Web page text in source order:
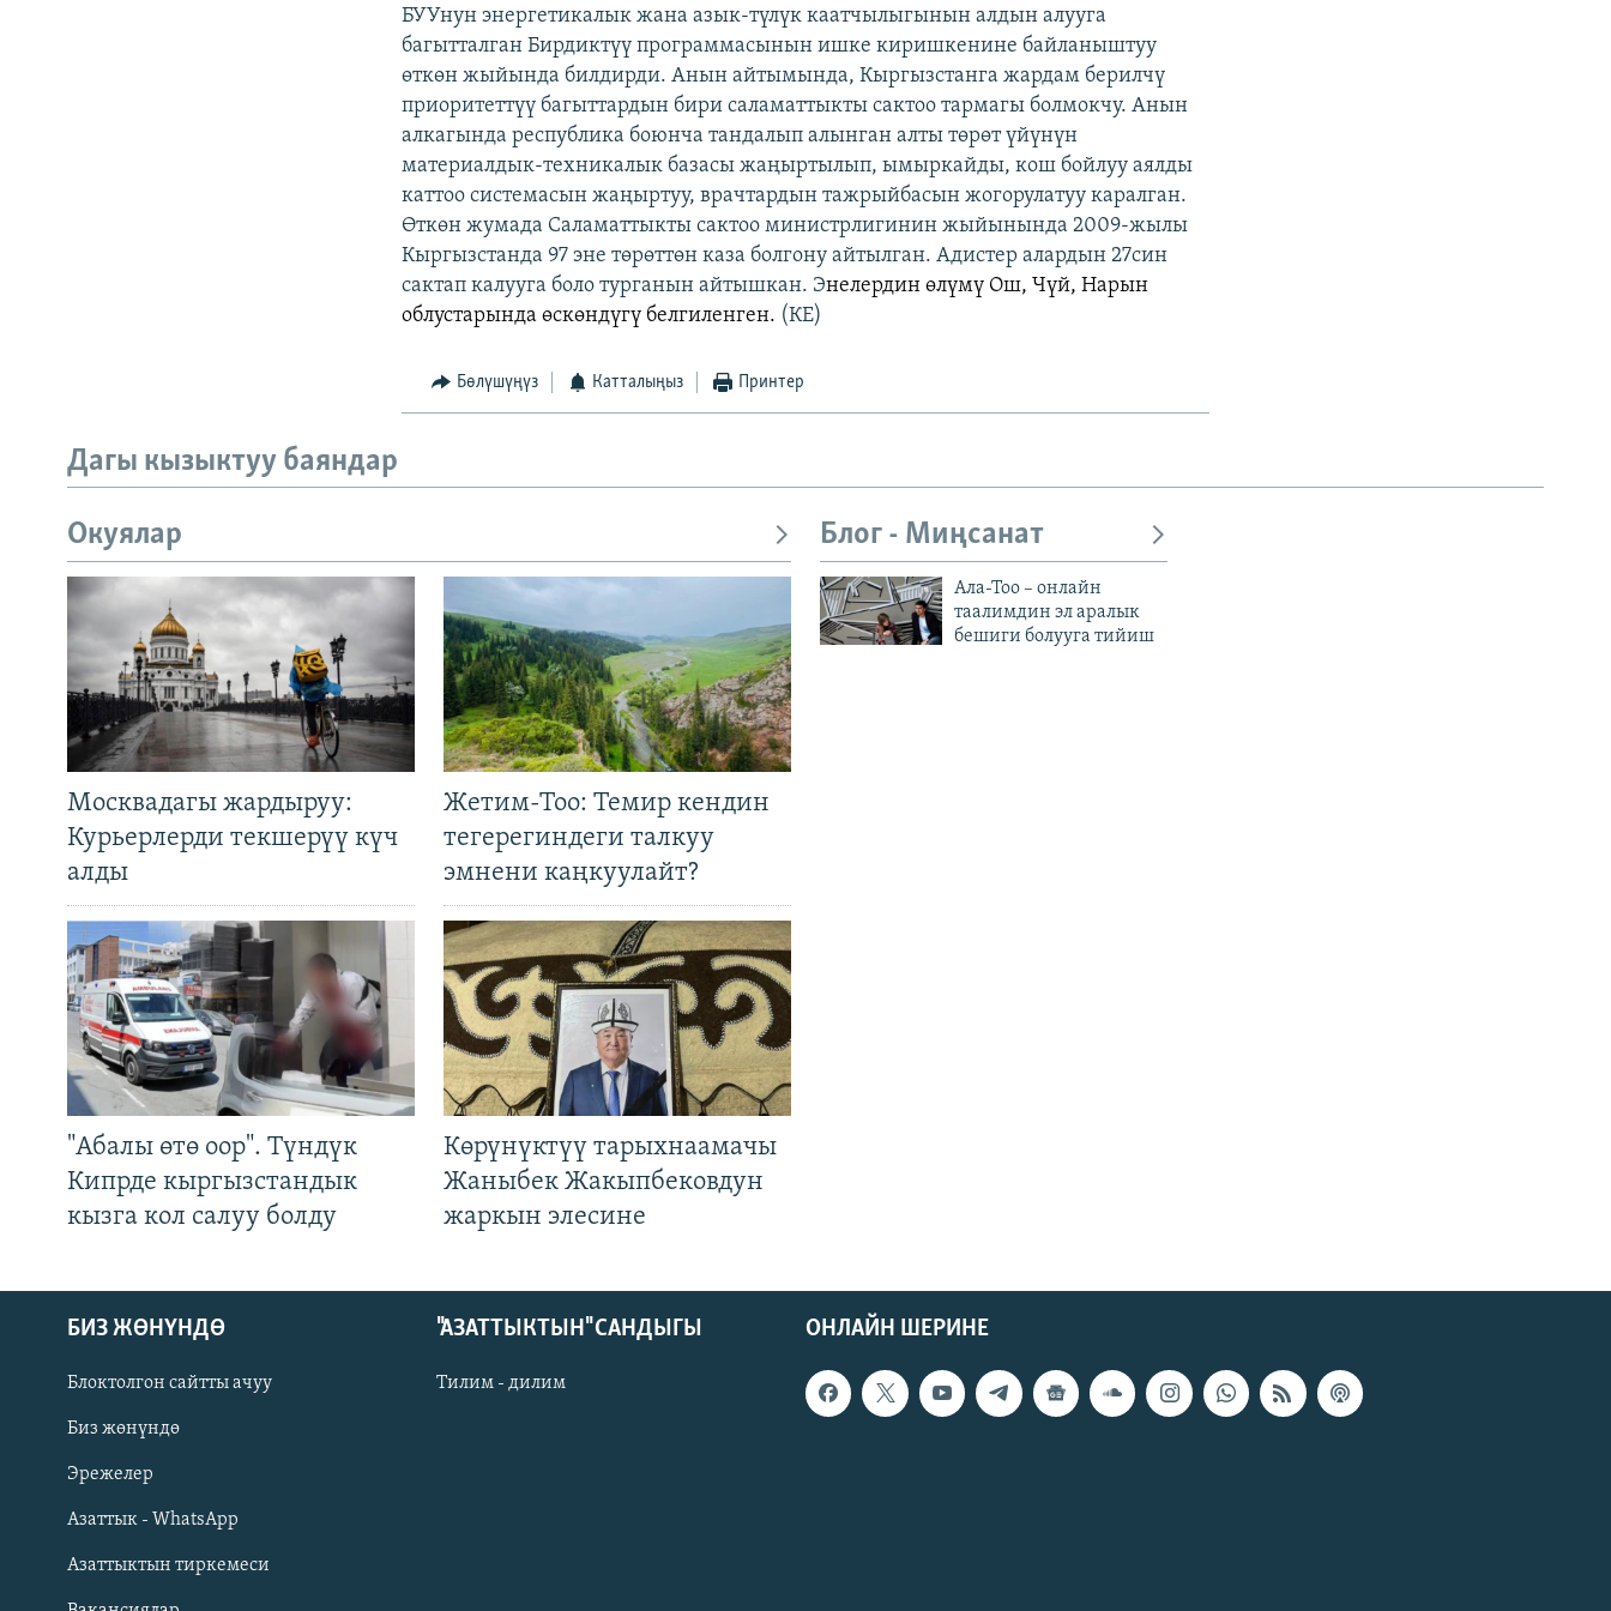
Русский
ОНЛАЙН ШЕРИНЕ
БУУнун энергетикалык жана азык-түлүк каатчылыгынын алдын алууга
багытталган Бирдиктүү программасынын ишке киришкенине байланыштуу
өткөн жыйында билдирди. Анын айтымында, Кыргызстанга жардам берилчү
приоритеттүү багыттардын бири саламаттыкты сактоо тармагы болмокчу. Анын
алкагында республика боюнча тандалып алынган алты төрөт үйүнүн
материалдык-техникалык базасы жаңыртылып, ымыркайды, кош бойлуу аялды
каттоо системасын жаңыртуу, врачтардын тажрыйбасын жогорулатуу каралган.
Өткөн жумада Саламаттыкты сактоо министрлигинин жыйынында 2009-жылы
Кыргызстанда 97 эне төрөттөн каза болгону айтылган. Адистер алардын 27син
сактап калууга боло турганын айтышкан. Энелердин өлүмү Ош, Чүй, Нарын
облустарында өскөндүгү белгиленген. (КЕ)
Бөлүшүңүз Катталыңыз Принтер
Дагы кызыктуу баяндар
Окуялар
Москвадагы жардыруу:
Курьерлерди текшерүү күч
алды
Жетим-Тоо: Темир кендин
тегерегиндеги талкуу
эмнени каңкуулайт?
"Абалы өтө оор". Түндүк
Кипрде кыргызстандык
кызга кол салуу болду
Көрүнүктүү тарыхнаамачы
Жаныбек Жакыпбековдун
жаркын элесине
Блог - Миңсанат
Ала-Тоо – онлайн
таалимдин эл аралык
бешиги болууга тийиш
ОНЛАЙН ШЕРИНЕ
БИЗ ЖӨНҮНДӨ
Блоктолгон сайтты ачуу
Биз жөнүндө
Эрежелер
Азаттык - WhatsApp
Азаттыктын тиркемеси
"АЗАТТЫКТЫН" САНДЫГЫ
Тилим - дилим